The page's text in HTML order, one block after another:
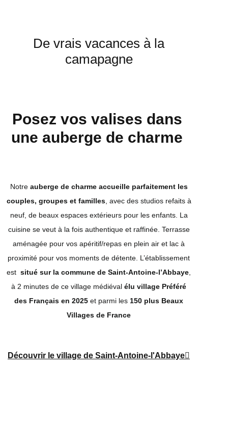
De vrais vacances à la
camapagne
Posez vos valises dans
une auberge de charme
Notre auberge de charme accueille parfaitement les
couples, groupes et familles, avec des studios refaits à
neuf, de beaux espaces extérieurs pour les enfants. La
cuisine se veut à la fois authentique et raffinée. Terrasse
aménagée pour vos apéritif/repas en plein air et lac à
proximité pour vos moments de détente. L’établissement
est situé sur la commune de Saint-Antoine-l’Abbaye,
à 2 minutes de ce village médiéval élu village Préféré
des Français en 2025 et parmi les 150 plus Beaux
Villages de France
Découvrir le village de Saint-Antoine-l'Abbaye